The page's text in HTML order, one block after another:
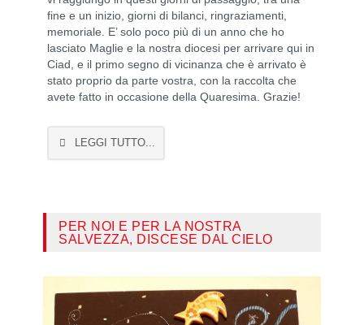
fine e un inizio, giorni di bilanci, ringraziamenti,
memoriale. E’ solo poco più di un anno che ho
lasciato Maglie e la nostra diocesi per arrivare qui in
Ciad, e il primo segno di vicinanza che è arrivato è
stato proprio da parte vostra, con la raccolta che
avete fatto in occasione della Quaresima. Grazie!
LEGGI TUTTO...
PER NOI E PER LA NOSTRA
SALVEZZA, DISCESE DAL CIELO